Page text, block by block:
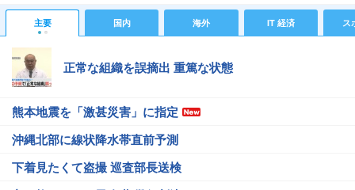
#スシロー
#マグロ #インド #激怒
主要 国内 海外 IT 経済 ス
正常な組織を誤摘出 重篤な状態
熊本地震を「激甚災害」に指定
沖縄北部に線状降水帯直前予測
下着見たくて盗撮 巡査部長送検